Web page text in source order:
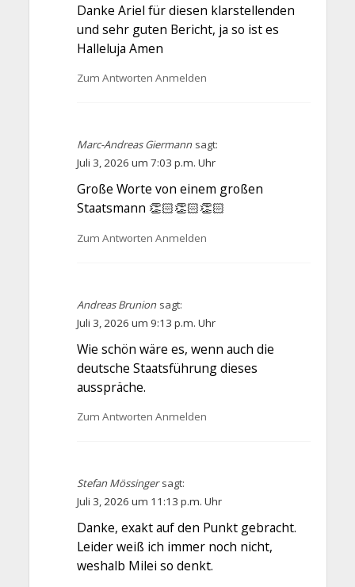
Danke Ariel für diesen klarstellenden
und sehr guten Bericht, ja so ist es
Halleluja Amen
Zum Antworten Anmelden
Marc-Andreas Giermann sagt:
Juli 3, 2026 um 7:03 p.m. Uhr
Große Worte von einem großen
Staatsmann 👏🏻👏🏻👏🏻
Zum Antworten Anmelden
Andreas Brunion sagt:
Juli 3, 2026 um 9:13 p.m. Uhr
Wie schön wäre es, wenn auch die
deutsche Staatsführung dieses
ausspräche.
Zum Antworten Anmelden
Stefan Mössinger sagt:
Juli 3, 2026 um 11:13 p.m. Uhr
Danke, exakt auf den Punkt gebracht.
Leider weiß ich immer noch nicht,
weshalb Milei so denkt.